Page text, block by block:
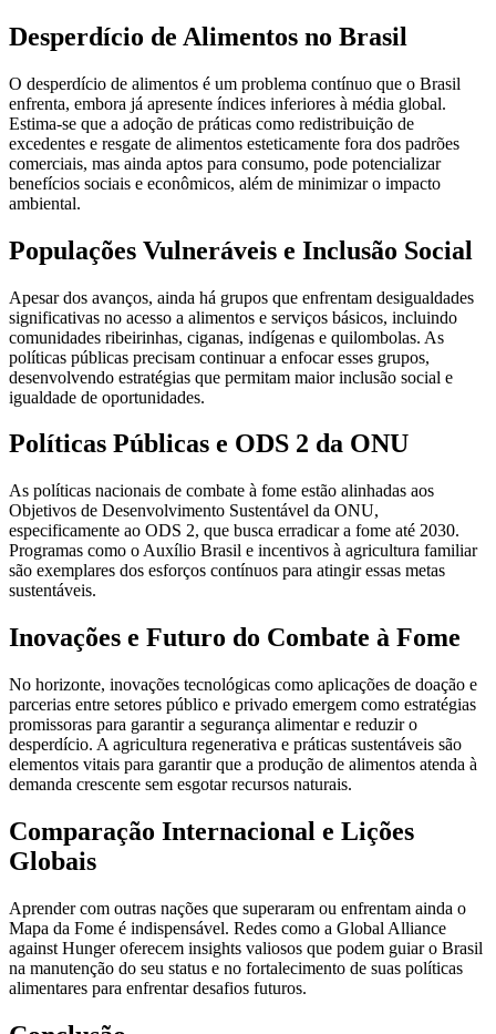
Desperdício de Alimentos no Brasil
O desperdício de alimentos é um problema contínuo que o Brasil
enfrenta, embora já apresente índices inferiores à média global.
Estima-se que a adoção de práticas como redistribuição de
excedentes e resgate de alimentos esteticamente fora dos padrões
comerciais, mas ainda aptos para consumo, pode potencializar
benefícios sociais e econômicos, além de minimizar o impacto
ambiental.
Populações Vulneráveis e Inclusão Social
Apesar dos avanços, ainda há grupos que enfrentam desigualdades
significativas no acesso a alimentos e serviços básicos, incluindo
comunidades ribeirinhas, ciganas, indígenas e quilombolas. As
políticas públicas precisam continuar a enfocar esses grupos,
desenvolvendo estratégias que permitam maior inclusão social e
igualdade de oportunidades.
Políticas Públicas e ODS 2 da ONU
As políticas nacionais de combate à fome estão alinhadas aos
Objetivos de Desenvolvimento Sustentável da ONU,
especificamente ao ODS 2, que busca erradicar a fome até 2030.
Programas como o Auxílio Brasil e incentivos à agricultura familiar
são exemplares dos esforços contínuos para atingir essas metas
sustentáveis.
Inovações e Futuro do Combate à Fome
No horizonte, inovações tecnológicas como aplicações de doação e
parcerias entre setores público e privado emergem como estratégias
promissoras para garantir a segurança alimentar e reduzir o
desperdício. A agricultura regenerativa e práticas sustentáveis são
elementos vitais para garantir que a produção de alimentos atenda à
demanda crescente sem esgotar recursos naturais.
Comparação Internacional e Lições
Globais
Aprender com outras nações que superaram ou enfrentam ainda o
Mapa da Fome é indispensável. Redes como a Global Alliance
against Hunger oferecem insights valiosos que podem guiar o Brasil
na manutenção do seu status e no fortalecimento de suas políticas
alimentares para enfrentar desafios futuros.